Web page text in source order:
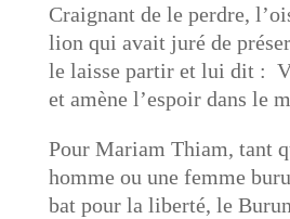
Craignant de le perdre,
lion qui avait juré de
le laisse partir et lui dit :
et amène l’espoir dans le
Pour Mariam Thiam, tant
homme ou une femme
bat pour la liberté, le